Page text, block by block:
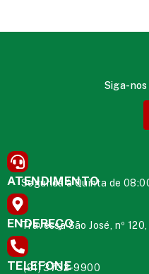
Siga-
ATENDIMENTO
Segunda à Quinta de
ENDEREÇO
Travessa São José, nº
TELEFONE
(91) 3732-9900